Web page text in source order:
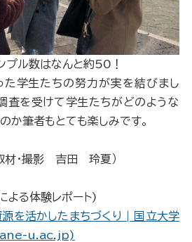
プル数はなんと約50！
学生たちの努力が実を結びまし
査を受けて学生たちがどのような
か筆者もとても楽しみです。
材・撮影 吉田 玲夏）
る体験レポート)
を活かしたまちづくり | 国立大学
u.ac.jp)